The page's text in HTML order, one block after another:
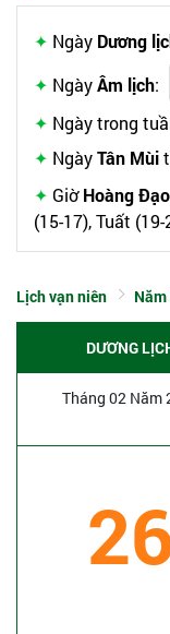
Ngày Dương
NgàyÂm lịch:
Ngày trong
NgàyTân Mùi
GiờHoàng
(15-17), Tuất
Lịch vạn niên
DƯƠNG
Tháng 02 Năm